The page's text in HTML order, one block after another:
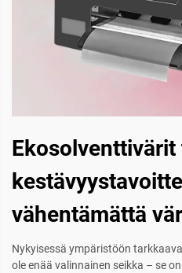
vähentämättä
Nykyisessä ympäristöön
ole enää valinnainen seikka – se